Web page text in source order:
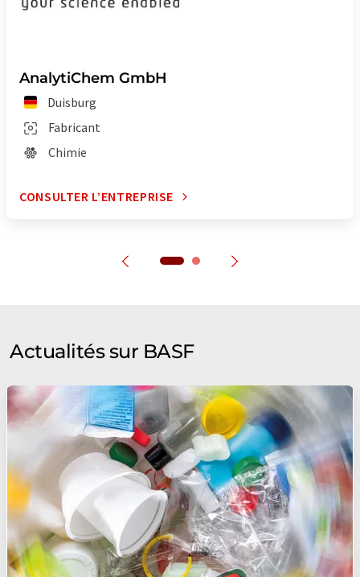
AnalytiChem GmbH
Duisburg
Fabricant
Chimie
CONSULTER L’ENTREPRISE
Actualités sur BASF